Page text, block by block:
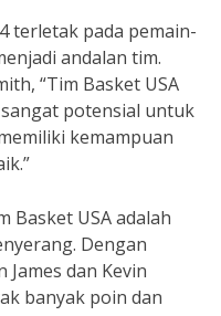
terletak pada pemain-
andalan tim.
“Tim Basket USA
potensial untuk
kemampuan
Basket USA adalah
Dengan
dan Kevin
banyak poin dan